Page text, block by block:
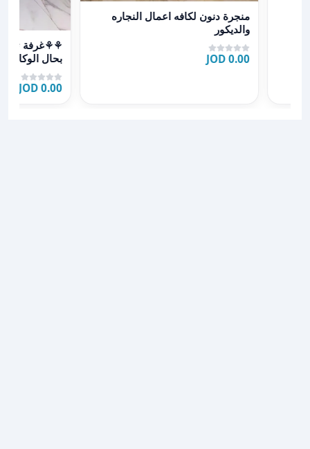
عرض تفاصيل منجرة دنون لكافه اعمال النجاره والديكور
منجرة دنون لكافه اعمال النجاره
والديكور
0.00 JOD
عرض تفاصيل
سرير مجوز
0.00 JOD